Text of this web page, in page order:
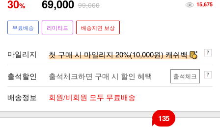
30% 69,000 99,000 15,675
무료배송 리미티드 배송지연 보상
마일리지 첫 구매 시 마일리지 20%(10,000원) 캐쉬백
출석할인 출석체크하면 구매 시 할인 혜택 출석체크
배송정보 회원/비회원 모두 무료배송
135